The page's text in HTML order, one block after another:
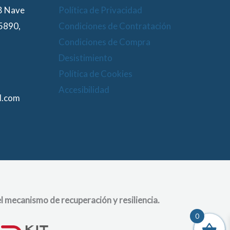
Nave
Política de Privacidad
Condiciones de Contratación
Condiciones de Compra
Desistimiento
Política de Cookies
Accesibilidad
de recuperación y resiliencia.
0